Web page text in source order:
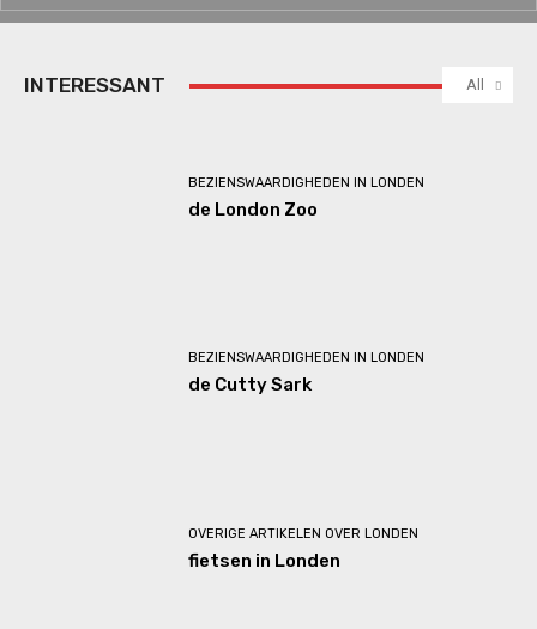
INTERESSANT All
BEZIENSWAARDIGHEDEN IN LONDEN
de London Zoo
BEZIENSWAARDIGHEDEN IN LONDEN
de Cutty Sark
OVERIGE ARTIKELEN OVER LONDEN
fietsen in Londen